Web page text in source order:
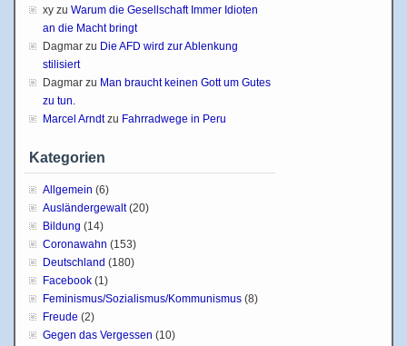
xy zu Warum die Gesellschaft Immer Idioten
an die Macht bringt
Dagmar zu Die AFD wird zur Ablenkung
stilisiert
Dagmar zu Man braucht keinen Gott um Gutes
zu tun.
Marcel Arndtzu Fahrradwege in Peru
Kategorien
Allgemein (6)
Ausländergewalt(20)
Bildung (14)
Coronawahn (153)
Deutschland (180)
Facebook (1)
Feminismus/Sozialismus/Kommunismus (8)
Freude (2)
Gegen das Vergessen (10)